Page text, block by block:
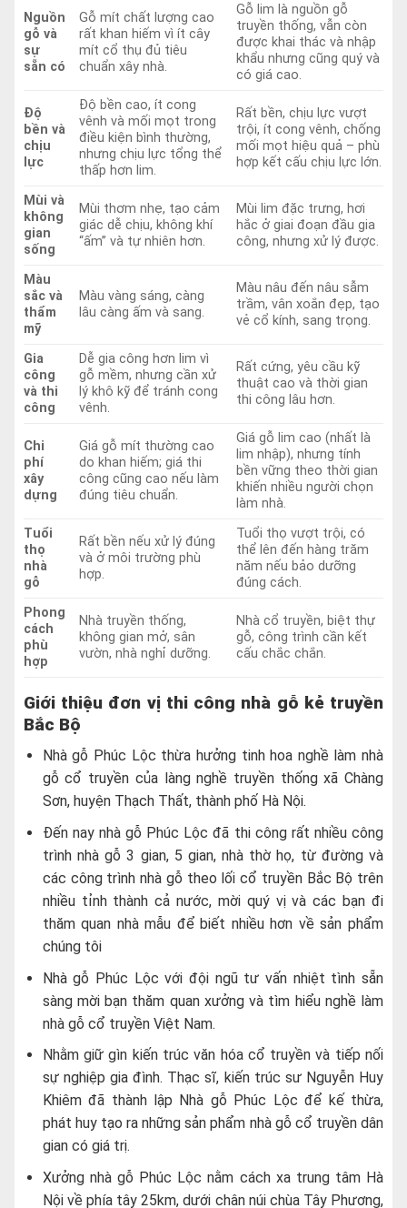
Nguồn
gỗ và
sự
sẵn có
Gỗ mít chất lượng cao
rất khan hiếm vì ít cây
mít cổ thụ đủ tiêu
chuẩn xây nhà.
Gỗ lim là nguồn gỗ
truyền thống, vẫn còn
được khai thác và nhập
khẩu nhưng cũng quý và
có giá cao.
Độ
bền và
chịu
lực
Độ bền cao, ít cong
vênh và mối mọt trong
điều kiện bình thường,
nhưng chịu lực tổng thể
thấp hơn lim.
Rất bền, chịu lực vượt
trội, ít cong vênh, chống
mối mọt hiệu quả – phù
hợp kết cấu chịu lực lớn.
Mùi và
không
gian
sống
Mùi thơm nhẹ, tạo cảm
giác dễ chịu, không khí
“ấm” và tự nhiên hơn.
Mùi lim đặc trưng, hơi
hắc ở giai đoạn đầu gia
công, nhưng xử lý được.
Màu
sắc và
thẩm
mỹ
Màu vàng sáng, càng
lâu càng ấm và sang.
Màu nâu đến nâu sẫm
trầm, vân xoắn đẹp, tạo
vẻ cổ kính, sang trọng.
Gia
công
và thi
công
Dễ gia công hơn lim vì
gỗ mềm, nhưng cần xử
lý khô kỹ để tránh cong
vênh.
Rất cứng, yêu cầu kỹ
thuật cao và thời gian
thi công lâu hơn.
Chi
phí
xây
dựng
Giá gỗ mít thường cao
do khan hiếm; giá thi
công cũng cao nếu làm
đúng tiêu chuẩn.
Giá gỗ lim cao (nhất là
lim nhập), nhưng tính
bền vững theo thời gian
khiến nhiều người chọn
làm nhà.
Tuổi
thọ
nhà
gỗ
Rất bền nếu xử lý đúng
và ở môi trường phù
hợp.
Tuổi thọ vượt trội, có
thể lên đến hàng trăm
năm nếu bảo dưỡng
đúng cách.
Phong
cách
phù
hợp
Nhà truyền thống,
không gian mở, sân
vườn, nhà nghỉ dưỡng.
Nhà cổ truyền, biệt thự
gỗ, công trình cần kết
cấu chắc chắn.
Giới thiệu đơn vị thi công nhà gỗ kẻ truyền
Bắc Bộ
Nhà gỗ Phúc Lộc thừa hưởng tinh hoa nghề làm nhà
gỗ cổ truyền của làng nghề truyền thống xã Chàng
Sơn, huyện Thạch Thất, thành phố Hà Nội.
Đến nay nhà gỗ Phúc Lộc đã thi công rất nhiều công
trình nhà gỗ 3 gian, 5 gian, nhà thờ họ, từ đường và
các công trình nhà gỗ theo lối cổ truyền Bắc Bộ trên
nhiều tỉnh thành cả nước, mời quý vị và các bạn đi
thăm quan nhà mẫu để biết nhiều hơn về sản phẩm
chúng tôi
Nhà gỗ Phúc Lộc với đội ngũ tư vấn nhiệt tình sẵn
sàng mời bạn thăm quan xưởng và tìm hiểu nghề làm
nhà gỗ cổ truyền Việt Nam.
Nhằm giữ gìn kiến trúc văn hóa cổ truyền và tiếp nối
sự nghiệp gia đình. Thạc sĩ, kiến trúc sư Nguyễn Huy
Khiêm đã thành lập Nhà gỗ Phúc Lộc để kế thừa,
phát huy tạo ra những sản phẩm nhà gỗ cổ truyền dân
gian có giá trị.
Xưởng nhà gỗ Phúc Lộc nằm cách xa trung tâm Hà
Nội về phía tây 25km, dưới chân núi chùa Tây Phương,